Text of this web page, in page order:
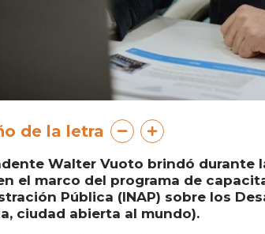
de la letra
Walter Vuoto brindó durante
el marco del programa de
Pública (INAP) sobre los
ciudad abierta al mundo).